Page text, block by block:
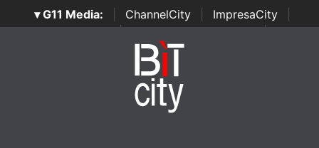
▾ G11 Media: ChannelCity ImpresaCity
SecurityOpenLab | Italian Channel Awards | Italian
Italian Security Awards